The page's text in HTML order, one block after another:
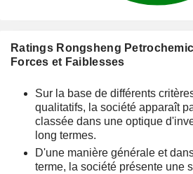
Ratings Rongsheng
Forces et Faiblesses
Sur la base de différents
qualitatifs, la société apparaît
classée dans une optique
long termes.
D'une manière générale et
terme, la société présente une